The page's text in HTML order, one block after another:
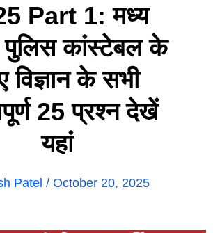
Part 1: मध्य
पुलिस कांस्टेबल के
विज्ञान के सभी
25 प्रश्न देखें
यहां
Patel / October 20, 2025